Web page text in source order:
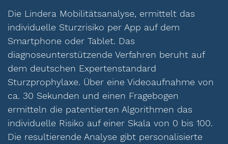
Die Lindera Mobilitätsanalyse, ermittelt das
individuelle Sturzrisiko per App auf dem
Smartphone oder Tablet. Das
diagnoseunterstützende Verfahren beruht auf
dem deutschen Expertenstandard
Sturzprophylaxe. Über eine Videoaufnahme von
ca. 30 Sekunden und einen Fragebogen
ermitteln die patentierten Algorithmen das
individuelle Risiko auf einer Skala von 0 bis 100.
Die resultierende Analyse gibt personalisierte